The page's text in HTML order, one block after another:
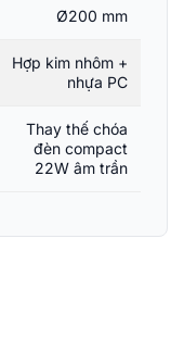
Ø200 mm
Hợp kim nhôm +
nhựa PC
Thay thế chóa
đèn compact
22W âm trần